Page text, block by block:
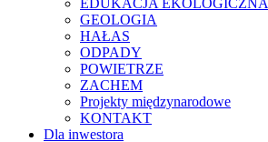
EDUKACJA EKOLOGICZNA
GEOLOGIA
HAŁAS
ODPADY
POWIETRZE
ZACHEM
Projekty międzynarodowe
KONTAKT
Dla inwestora